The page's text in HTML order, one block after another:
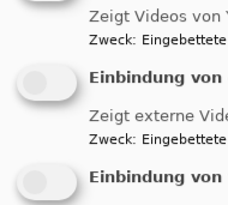
Plakatwettbewerb
„Komm den
umgesetzt werden
wird ab März
visuelles Element
Zeigt Videos von
Zweck:
Einbindung
Zeigt externe
Zweck:
Einbindung